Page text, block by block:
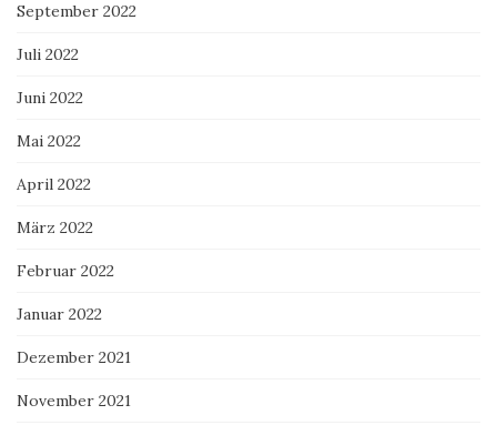
September 2022
Juli 2022
Juni 2022
Mai 2022
April 2022
März 2022
Februar 2022
Januar 2022
Dezember 2021
November 2021